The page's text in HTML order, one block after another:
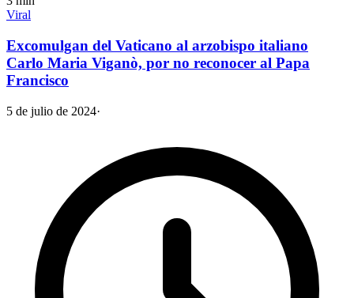
Viral
Excomulgan del Vaticano al arzobispo italiano
Carlo Maria Viganò, por no reconocer al Papa
Francisco
5 de julio de 2024·